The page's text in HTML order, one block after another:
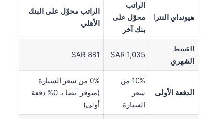
هيونداي النترا
الراتب
محوّل على
بنك آخر
الراتب محوّل على البنك
الأهلي
القسط
الشهري
SAR 1,035
SAR 881
الدفعة الأولى
10% من
سعر
السيارة
0% من سعر السيارة
(متوفر أيضا بـ 0% دفعة
أولى)